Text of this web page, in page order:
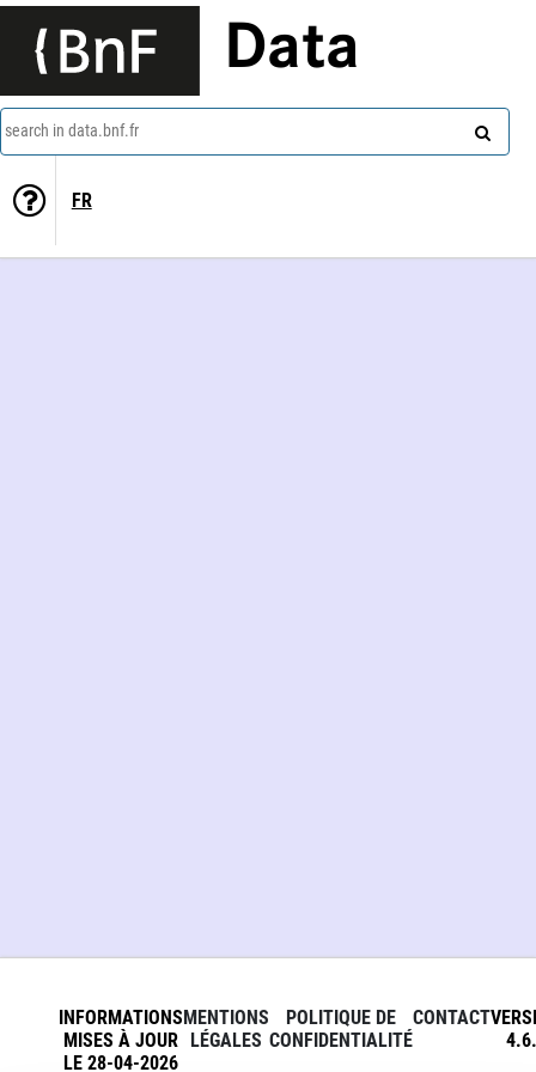
Data
search in data.bnf.fr
FR
INFORMATIONS
MISES À JOUR
LE 28-04-2026
MENTIONS
LÉGALES
POLITIQUE DE
CONFIDENTIALITÉ
CONTACT